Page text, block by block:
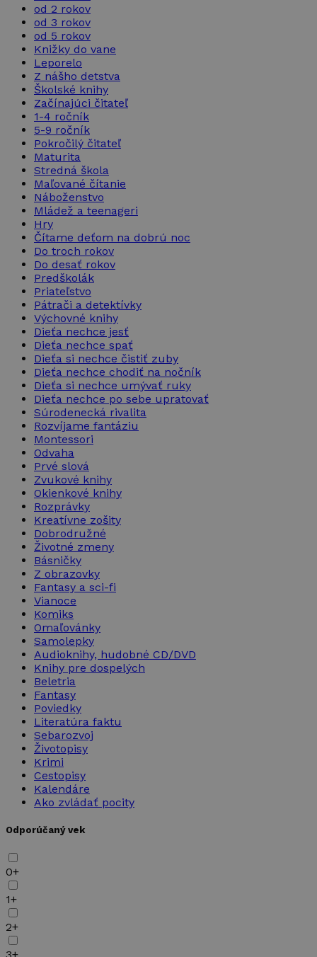
od 2 rokov
od 3 rokov
od 5 rokov
Knižky do vane
Leporelo
Z nášho detstva
Školské knihy
Začínajúci čitateľ
1-4 ročník
5-9 ročník
Pokročilý čitateľ
Maturita
Stredná škola
Maľované čítanie
Náboženstvo
Mládež a teenageri
Hry
Čítame deťom na dobrú noc
Do troch rokov
Do desať rokov
Predškolák
Priateľstvo
Pátrači a detektívky
Výchovné knihy
Dieťa nechce jesť
Dieťa nechce spať
Dieťa si nechce čistiť zuby
Dieťa nechce chodiť na nočník
Dieťa si nechce umývať ruky
Dieťa nechce po sebe upratovať
Súrodenecká rivalita
Rozvíjame fantáziu
Montessori
Odvaha
Prvé slová
Zvukové knihy
Okienkové knihy
Rozprávky
Kreatívne zošity
Dobrodružné
Životné zmeny
Básničky
Z obrazovky
Fantasy a sci-fi
Vianoce
Komiks
Omaľovánky
Samolepky
Audioknihy, hudobné CD/DVD
Knihy pre dospelých
Beletria
Fantasy
Poviedky
Literatúra faktu
Sebarozvoj
Životopisy
Krimi
Cestopisy
Kalendáre
Ako zvládať pocity
Odporúčaný vek
0+
1+
2+